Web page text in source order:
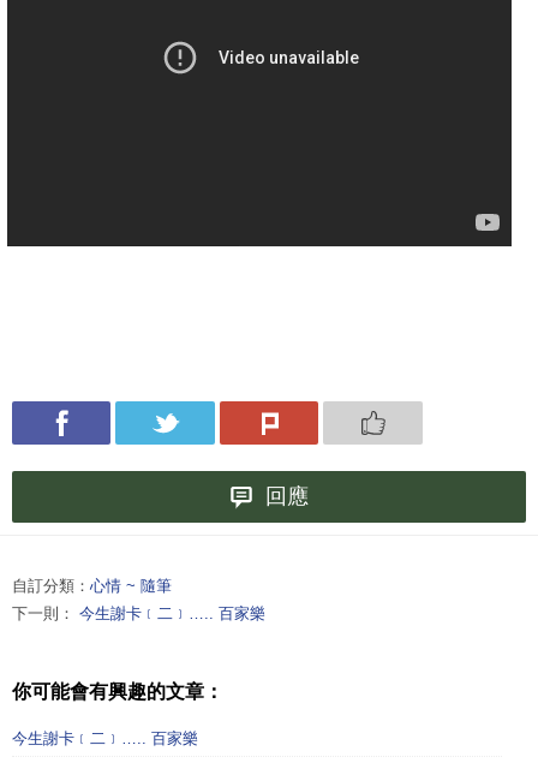
回應
自訂分類： 心情 ~ 隨筆
下一則： 今生謝卡﹝二﹞….. 百家樂
你可能會有興趣的文章：
今生謝卡﹝二﹞….. 百家樂